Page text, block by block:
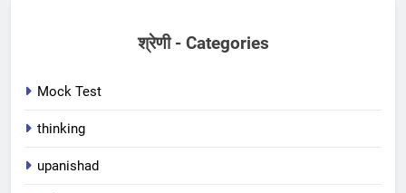
श्रेणी - Categories
Mock Test
thinking
upanishad